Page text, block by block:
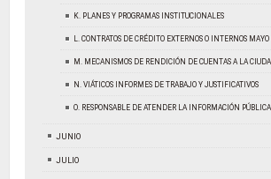
K. PLANES Y PROGRAMAS INSTITUCIONALES
L. CONTRATOS DE CRÉDITO EXTERNOS O INTERNOS MAYO
M. MECANISMOS DE RENDICIÓN DE CUENTAS A LA
N. VIÁTICOS INFORMES DE TRABAJO Y JUSTIFICATIVOS
O. RESPONSABLE DE ATENDER LA INFORMACIÓN PÚBLICA
JUNIO
JULIO